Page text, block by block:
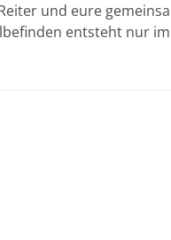
und eure
entsteht nur